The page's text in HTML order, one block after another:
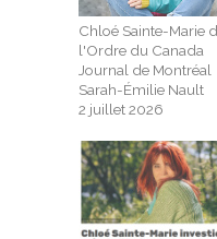
Chloé Sainte-Marie
l'Ordre du Canada
Journal de Montréal
Sarah-Émilie Nault
2 juillet 2026